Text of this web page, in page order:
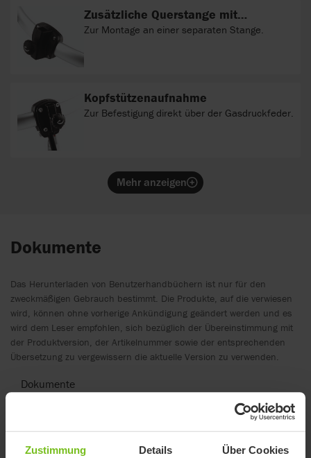
Zustimmung Details Über Cookies
Autotransport oder der Nahrungsaufnahme.
Zusätzliche Querstange mit
Kopfstützenaufnahme
Zur Montage an einer separaten Stange.
Kopfstützenaufnahme
Zur Befestigung direkt über der Gasdruckfeder.
Mehr anzeigen
Dokumente
Das Herunterladen von Benutzerhandbüchern ist nur für den
zweckmäßigen Gebrauch bestimmt. Die Produkte, auf die verwiesen
wird, können ohne vorherige Ankündigung geändert werden und es
wird dem Leser empfohlen, sich bezüglich der Übereinstimmung mit
der Produktversion, der Artikelnummer sowie der entsprechenden
Übersetzung zu vergewissern die aktuelle Version zu verwenden.
Dokumente
Filter löschen